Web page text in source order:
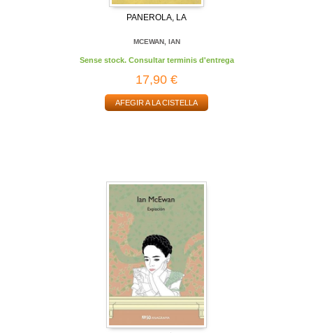
PANEROLA, LA
MCEWAN, IAN
Sense stock. Consultar terminis d'entrega
17,90 €
AFEGIR A LA CISTELLA